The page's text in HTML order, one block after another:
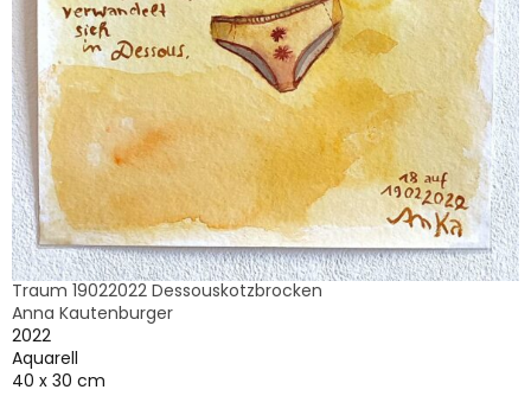
Traum 19022022 Dessouskotzbrocken
Anna Kautenburger
2022
Aquarell
40 x 30 cm